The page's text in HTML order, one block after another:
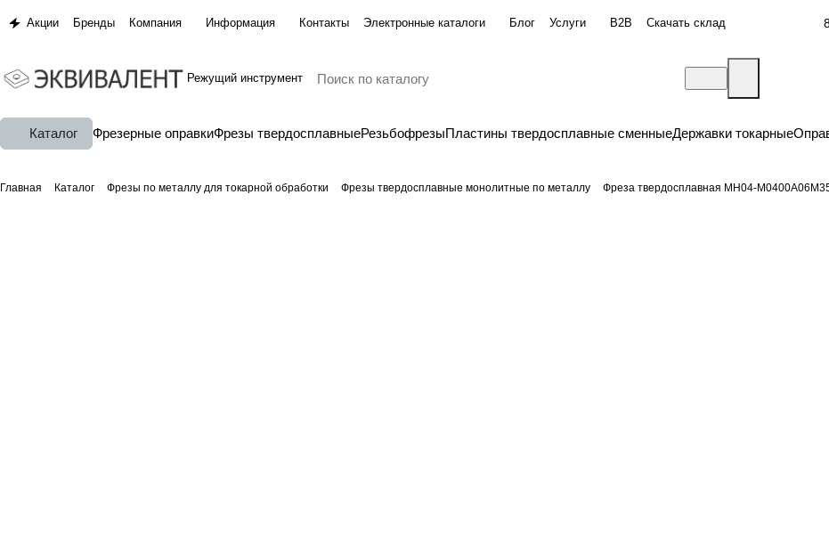
Акции Бренды Компания Информация Контакты Электронные каталоги Блог Услуги B2B Скачать склад
Режущий инструмент
Каталог Фрезерные оправкиФрезы твердосплавныеРезьбофрезыПластины твердосплавные сменныеДержавки токарные
Главная Каталог Фрезы по металлу для токарной обработки Фрезы твердосплавные монолитные по металлу Фреза твердосплавная MH04-